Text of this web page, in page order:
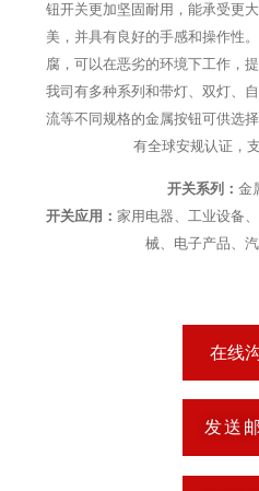
钮开关更加坚固耐用，能承受更
美，并具有良好的手感和操作性
腐，可以在恶劣的环境下工作，
我司有多种系列和带灯、双灯、
流等不同规格的金属按钮可供选
有全球安规认证，
开关系列： 金
开关应用： 家用电器、工业设备
械、电子产品、
在线
发送